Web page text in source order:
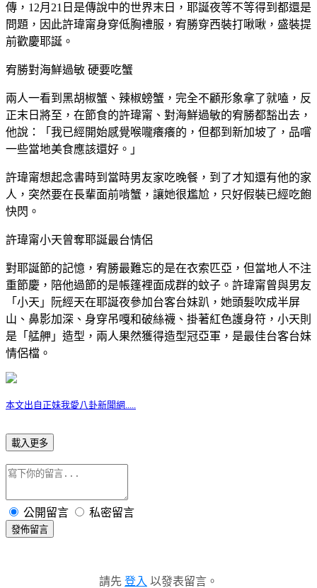
傳，12月21日是傳說中的世界末日，耶誕夜等不等得到都還是
問題，因此許瑋甯身穿低胸禮服，宥勝穿西裝打啾啾，盛裝提
前歡慶耶誕。
宥勝對海鮮過敏 硬要吃蟹
兩人一看到黑胡椒蟹、辣椒螃蟹，完全不顧形象拿了就嗑，反
正末日將至，在節食的許瑋甯、對海鮮過敏的宥勝都豁出去，
他說：「我已經開始感覺喉嚨癢癢的，但都到新加坡了，品嚐
一些當地美食應該還好。」
許瑋甯想起念書時到當時男友家吃晚餐，到了才知還有他的家
人，突然要在長輩面前啃蟹，讓她很尷尬，只好假裝已經吃飽
快閃。
許瑋甯小天曾奪耶誕最台情侶
對耶誕節的記憶，宥勝最難忘的是在衣索匹亞，但當地人不注
重節慶，陪他過節的是帳篷裡面成群的蚊子。許瑋甯曾與男友
「小天」阮經天在耶誕夜參加台客台妹趴，她頭髮吹成半屏
山、鼻影加深、身穿吊嘎和破絲襪、掛著紅色護身符，小天則
是「艋舺」造型，兩人果然獲得造型冠亞軍，是最佳台客台妹
情侶檔。
本文出自正妹我愛八卦新聞網.....
載入更多
公開留言 私密留言
發佈留言
請先 登入 以發表留言。